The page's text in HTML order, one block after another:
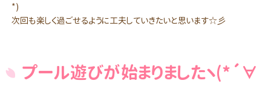
*)
次回も楽しく過ごせるように工夫していきたいと思います☆彡
プール遊びが始まりましたヽ(*´∀